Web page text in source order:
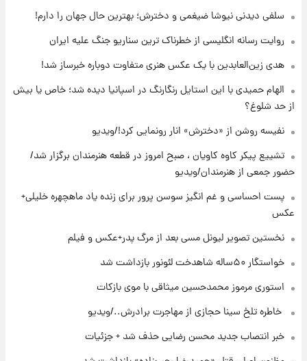
خبر انتصاب جدید محسن رضایی حذف شد +
جزئیات
۱۸ ساعت پیش
پست جدید محسن رضایی در شورای عالی امنیت
ملی
۲۱ ساعت پیش
آتش‌سوزی در لوناپارک شیراز؛ آخرین وضعیت
خزندگان خطرناک پس از حادثه
۲۳ ساعت پیش
خواستگار ۵۰ساله شاهدخت لئونور بازداشت شد
سلفی دیدنی نیوشا ضیغمی و دخترش؛ بهترین حال جهان را دارم!
روایت رسانه انگلیسی از خطرناک ترین سناریو جنگ علیه ایران
هدی زین‌العابدین با یک عکس هنری متفاوت دوباره خبرساز شد!
الهام حمیدی با این استایل رنگارنگ در اسپانیا دیده شد؛ خاص یا بیش
از حد شلوغ؟
نفیسه روشن از «دخترش» انار رونمایی کرد!/ویدیو
تشییع پیکر کاوه کاویان ، صبح امروز در قطعه هنرمندان برگزار شد/
حضور جمعی از هنرمندان/ویدیو
پست احساسی و غم انگیز سوسن پرور برای زنده یاد ماهچهره خلیلی+
عکس
نخستین تصویر لیونل مسی بعد از مرگ پدر+عکس و فیلم
خواستگار ۵۰ساله شاهدخت لئونور بازداشت شد
استوری مرموز محمدحسین میثاقی با موی بازکات
⁨ خاطره تلخ سینا حجازی از مهاجرت برادرش../ویدیو
خبر انتصاب جدید محسن رضایی حذف شد + جزئیات